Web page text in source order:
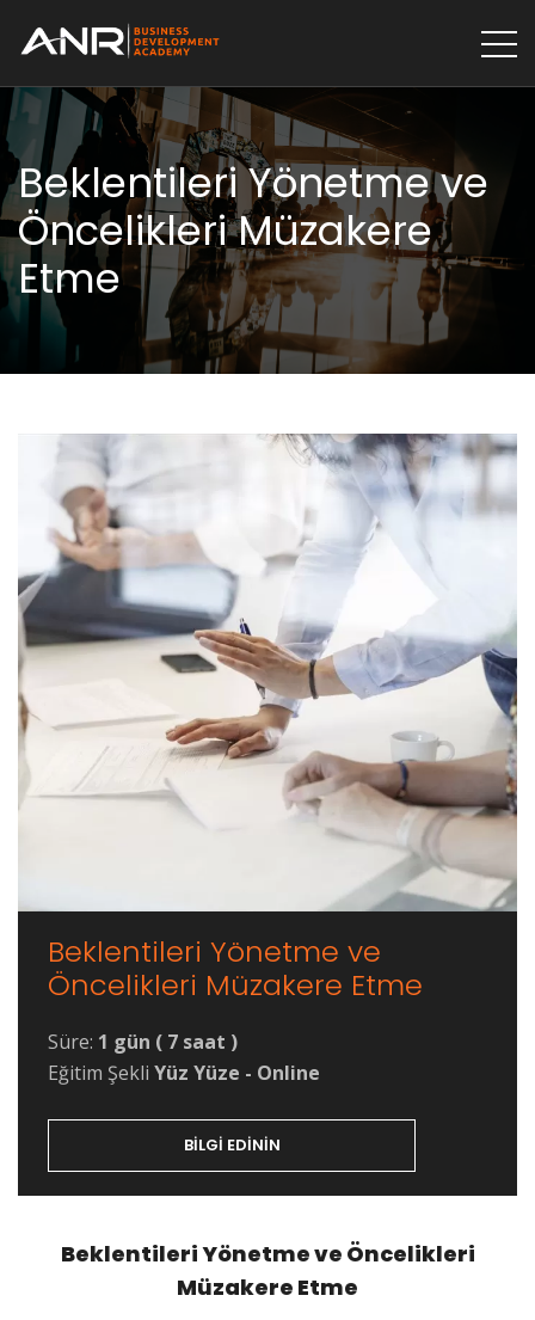
Beklentileri Yönetme ve
Öncelikleri Müzakere
Etme
Beklentileri Yönetme ve
Öncelikleri Müzakere Etme
Süre: 1 gün ( 7 saat )
Eğitim Şekli Yüz Yüze - Online
BILGI EDININ
Beklentileri Yönetme ve Öncelikleri
Müzakere Etme